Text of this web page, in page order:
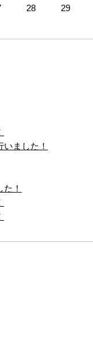
28
29
ました！
！